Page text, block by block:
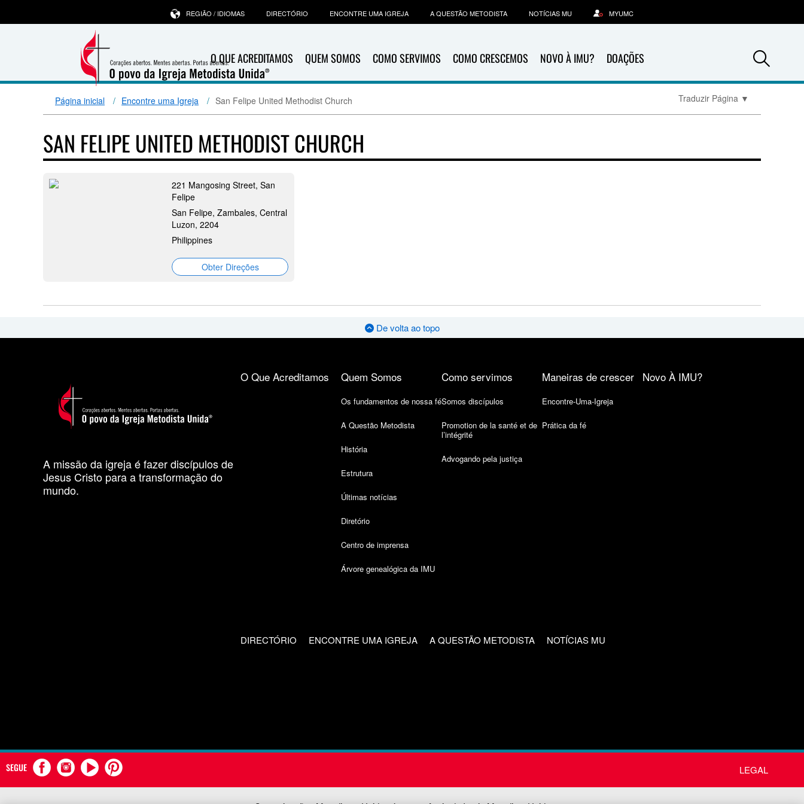
O QUE ACREDITAMOS QUEM SOMOS COMO SERVIMOS COMO CRESCEMOS NOVO À IMU? DOAÇÕES
REGIÃO / IDIOMAS DIRECTÓRIO ENCONTRE UMA IGREJA A QUESTÃO METODISTA NOTÍCIAS MU MYUMC
Página inicial Encontre uma Igreja San Felipe United Methodist Church Traduzir Página ▼
SAN FELIPE UNITED METHODIST CHURCH
221 Mangosing Street, San
Felipe
San Felipe, Zambales, Central
Luzon, 2204
Philippines
Obter Direções
De volta ao topo
A missão da igreja é fazer discípulos de
Jesus Cristo para a transformação do
mundo.
O Que Acreditamos Quem Somos
Os fundamentos de nossa fé
A Questão Metodista
História
Estrutura
Últimas notícias
Diretório
Centro de imprensa
Árvore genealógica da IMU
Como servimos
Somos discípulos
Promotion de la santé et de
l’intégrité
Advogando pela justiça
Maneiras de crescer
Encontre-Uma-Igreja
Prática da fé
Novo À IMU?
DIRECTÓRIO ENCONTRE UMA IGREJA A QUESTÃO METODISTA NOTÍCIAS MU
SEGUE LEGAL